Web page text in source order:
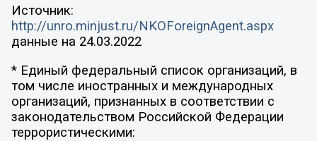
Источник:
http://unro.minjust.ru/NKOForeignAgent.aspx
данные на 24.03.2022
* Единый федеральный список организаций, в
том числе иностранных и международных
организаций, признанных в соответствии с
законодательством Российской Федерации
террористическими: